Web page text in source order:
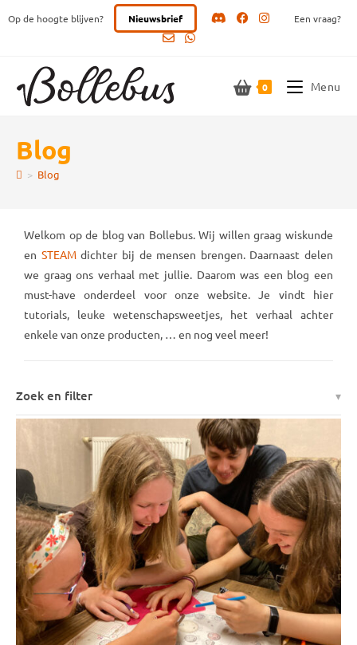
naar
Op de hoogte blijven? Nieuwsbrief Een vraag?
0 Menu
Blog
> Blog
Welkom op de blog van Bollebus. Wij willen graag wiskunde
en STEAMdichter bij de mensen brengen. Daarnaast delen
we graag ons verhaal met jullie. Daarom was een blog een
must-have onderdeel voor onze website. Je vindt hier
tutorials, leuke wetenschapsweetjes, het verhaal achter
enkele van onze producten, … en nog veel meer!
Zoek en filter